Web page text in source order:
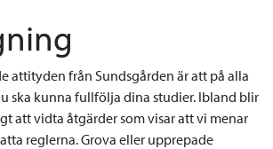
attityden från Sundsgården är att på alla
ska kunna fullfölja dina studier. Ibland blir
att vidta åtgärder som visar att vi menar
reglerna. Grova eller upprepade